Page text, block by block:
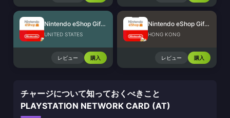
Nintendo eShop Gift Card (US)
UNITED STATES
レビュー 購入
Nintendo eShop Gift Card (HK)
HONG KONG
レビュー 購入
チャージについて知っておくべきこと
PLAYSTATION NETWORK CARD (AT)